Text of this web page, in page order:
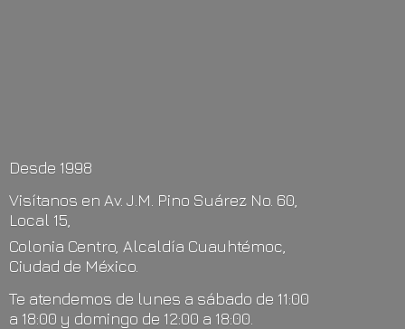
Desde 1998
Visítanos en Av. J.M. Pino Suárez No. 60,
Local 15,
Colonia Centro, Alcaldía Cuauhtémoc,
Ciudad de México.
Te atendemos de lunes a sábado de 11:00
a 18:00 y domingo de 12:00 a 18:00.